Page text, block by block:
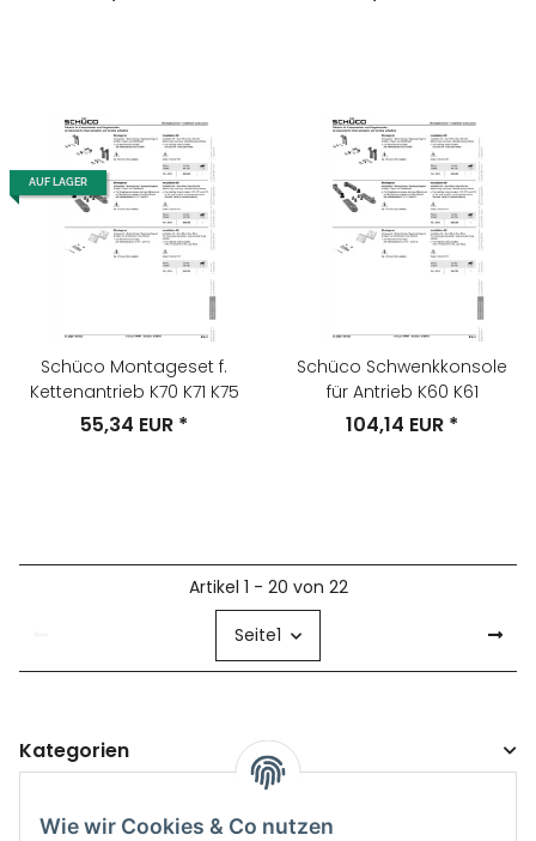
Wie wir Cookies & Co nutzen
AUF LAGER
Schüco Montageset f.
Kettenantrieb K70 K71 K75
55,34 EUR *
Schüco Schwenkkonsole
für Antrieb K60 K61
104,14 EUR *
Artikel 1 - 20 von 22
Seite1
Kategorien